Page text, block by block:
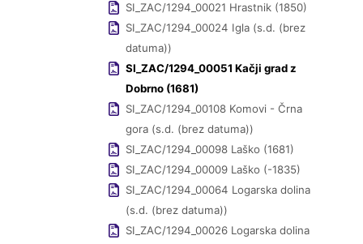
SI_ZAC/1294_00021 Hrastnik (1850)
SI_ZAC/1294_00024 Igla (s.d. (brez
datuma))
SI_ZAC/1294_00051 Kačji grad z
Dobrno (1681)
SI_ZAC/1294_00108 Komovi - Črna
gora (s.d. (brez datuma))
SI_ZAC/1294_00098 Laško (1681)
SI_ZAC/1294_00009 Laško (-1835)
SI_ZAC/1294_00064 Logarska dolina
(s.d. (brez datuma))
SI_ZAC/1294_00026 Logarska dolina